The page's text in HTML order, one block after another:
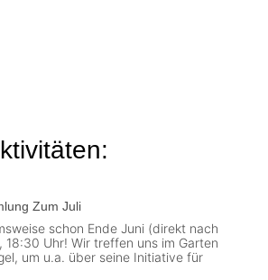
Zum Juli
schon Ende Juni (direkt nach
18:30 Uhr! Wir treffen uns im Garten
um u.a. über seine Initiative für